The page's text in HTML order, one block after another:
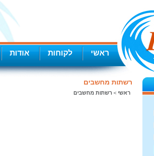
ראשי לקוחות אודות
רשתות מחשבים
ראשי > רשתות מחשבים